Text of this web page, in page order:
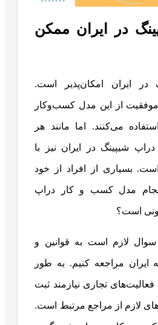
در ایران ممکن
در ایران امکان‌پذیر است.
موفقیت از این مدل کسب‌وکار
می‌کنند. اما مانند هر
شیپینگ در ایران نیز با
بسیاری از افراد از خود
انجام مدل کسب و کار دراپ
است؟
سوال لازم است به قوانین و
ایران مراجعه کنیم. به طور
فعالیت‌های تجاری نیازمند ثبت
لازم از مراجع مرتبط است.